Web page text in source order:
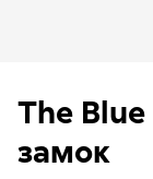
The
замок